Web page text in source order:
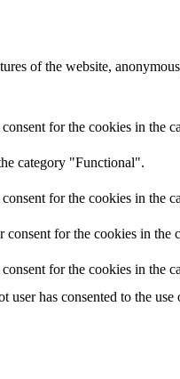
of the website,
for the cookies in the
category "Functional".
for the cookies in the
for the cookies in the
for the cookies in the
has consented to the